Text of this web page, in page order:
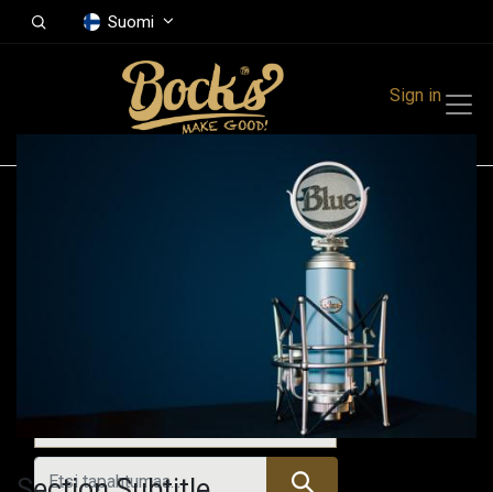
Suomi
Sign in
Kaikki tapahtumat